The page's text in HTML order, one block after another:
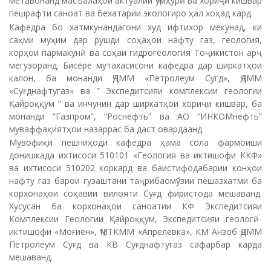
пешрафти саноат ва бехатарии экологиро ҳал хоҳад кард.
Кафедра бо хатмкунандагони худ ифтихор мекунад, ки
саҳми муҳим дар рушди соҳаҳои нафту газ, геология,
корҳои пармакунӣ ва соҳаи гидрогеология Тоҷикистон арҷ
мегузоранд. Бисёре мутахасисони кафедра дар ширкатҳои
калон, ба монанди ҶДММ «Петролеум Сугд», ҶДММ
«Суғднафтугаз» ва ” Экспедитсияи комплексии геологии
Қайроққум ” ва инчунин дар ширкатҳои хориҷи кишвар, ба
монанди “Газпром”, “Роснефть” ва АО “ИНКОМнефть”
муваффақиятҳои назаррас ба даст овардаанд.
Мувофиқи пешниҳоди кафедра ҳама сола фармоиши
донишкада ихтисоси 510101 «Геология ва иктишофи ККФ»
ва ихтисоси 510202 коркард ва баистифодабарии конҳои
нафту газ барои гузаштани таҷрибаомўзии пешазхатми ба
корхонаҳои соҳавии вилояти Суғд фиристода мешаванд.
Хусусан ба корхонаҳои саноатии КФ Экспедитсияи
Комплексии Геологии Қайроққум, Экспедитсияи геологӣ-
иктишофи «Моғиён», ҶМТКММ «Апрелевка», КМ Анзоб ҶДММ
Петролеум Суғд ва КВ Суғднафтугаз сафарбар карда
мешаванд.